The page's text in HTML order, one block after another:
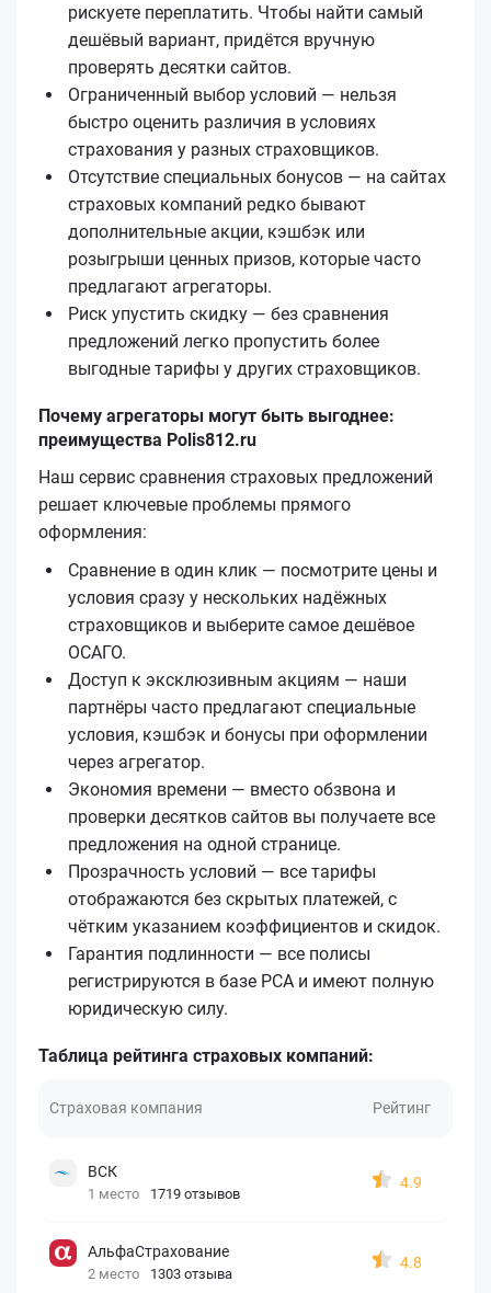
рискуете переплатить. Чтобы найти самый
дешёвый вариант, придётся вручную
проверять десятки сайтов.
Ограниченный выбор условий — нельзя
быстро оценить различия в условиях
страхования у разных страховщиков.
Отсутствие специальных бонусов — на сайтах
страховых компаний редко бывают
дополнительные акции, кэшбэк или
розыгрыши ценных призов, которые часто
предлагают агрегаторы.
Риск упустить скидку — без сравнения
предложений легко пропустить более
выгодные тарифы у других страховщиков.
Почему агрегаторы могут быть выгоднее:
преимущества Polis812.ru
Наш сервис сравнения страховых предложений
решает ключевые проблемы прямого
оформления:
Сравнение в один клик — посмотрите цены и
условия сразу у нескольких надёжных
страховщиков и выберите самое дешёвое
ОСАГО.
Доступ к эксклюзивным акциям — наши
партнёры часто предлагают специальные
условия, кэшбэк и бонусы при оформлении
через агрегатор.
Экономия времени — вместо обзвона и
проверки десятков сайтов вы получаете все
предложения на одной странице.
Прозрачность условий — все тарифы
отображаются без скрытых платежей, с
чётким указанием коэффициентов и скидок.
Гарантия подлинности — все полисы
регистрируются в базе РСА и имеют полную
юридическую силу.
Таблица рейтинга страховых компаний:
Страховая компания Рейтинг
ВСК
1 место 1719 отзывов
4.9
АльфаСтрахование
2 место 1303 отзыва
4.8